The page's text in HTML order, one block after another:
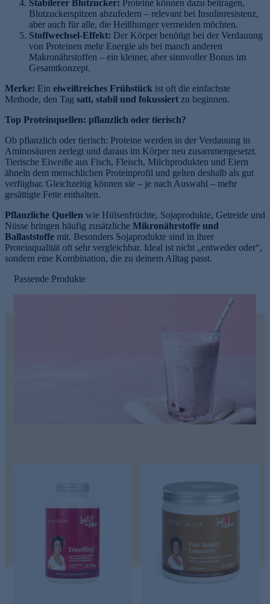
Stabilerer Blutzucker: Proteine können dazu beitragen,
Blutzuckerspitzen abzufedern – relevant bei Insulinresistenz,
aber auch für alle, die Heißhunger vermeiden möchten.
Stoffwechsel-Effekt: Der Körper benötigt bei der Verdauung
von Proteinen mehr Energie als bei manch anderen
Makronährstoffen – ein kleiner, aber sinnvoller Bonus im
Gesamtkonzept.
Merke: Ein eiweißreiches Frühstück ist oft die einfachste
Methode, den Tag satt, stabil und fokussiert zu beginnen.
Top Proteinquellen: pflanzlich oder tierisch?
Ob pflanzlich oder tierisch: Proteine werden in der Verdauung in
Aminosäuren zerlegt und daraus im Körper neu zusammengesetzt.
Tierische Eiweiße aus Fisch, Fleisch, Milchprodukten und Eiern
ähneln dem menschlichen Proteinprofil und gelten deshalb als gut
verfügbar. Gleichzeitig können sie – je nach Auswahl – mehr
gesättigte Fette enthalten.
Pflanzliche Quellen wie Hülsenfrüchte, Sojaprodukte, Getreide und
Nüsse bringen häufig zusätzliche Mikronährstoffe und
Ballaststoffe mit. Besonders Sojaprodukte sind in ihrer
Proteinqualität oft sehr vergleichbar. Ideal ist nicht „entweder oder“,
sondern eine Kombination, die zu deinem Alltag passt.
Passende Produkte